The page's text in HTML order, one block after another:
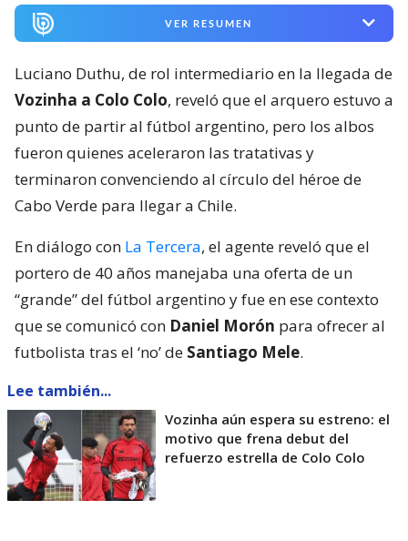
VER RESUMEN
Luciano Duthu, de rol intermediario en la llegada de
Vozinha a Colo Colo, reveló que el arquero estuvo a
punto de partir al fútbol argentino, pero los albos
fueron quienes aceleraron las tratativas y
terminaron convenciendo al círculo del héroe de
Cabo Verde para llegar a Chile.
En diálogo con La Tercera, el agente reveló que el
portero de 40 años manejaba una oferta de un
“grande” del fútbol argentino y fue en ese contexto
que se comunicó con Daniel Morón para ofrecer al
futbolista tras el ‘no’ de Santiago Mele.
Lee también...
Vozinha aún espera su estreno: el
motivo que frena debut del
refuerzo estrella de Colo Colo